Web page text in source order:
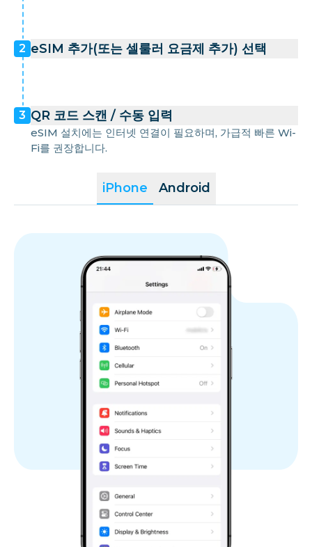
iPhone Android
2 eSIM 추가(또는 셀룰러 요금제 추가) 선택
3 QR 코드 스캔 / 수동 입력
eSIM 설치에는 인터넷 연결이 필요하며, 가급적 빠른 Wi-
Fi를 권장합니다.